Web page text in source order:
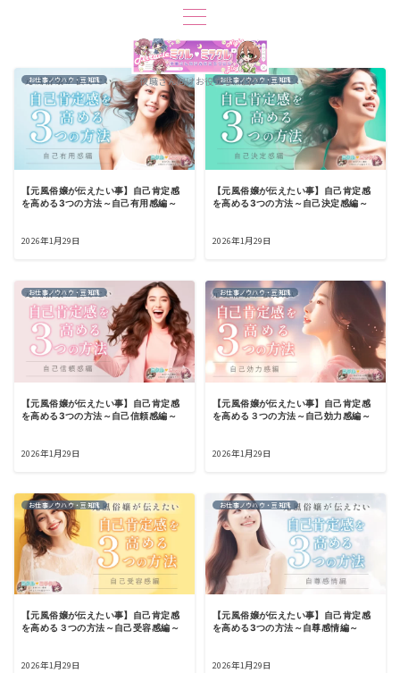
夜職さん向けお役立ちブログ
お仕事ノウハウ・豆知識
【元風俗嬢が伝えたい事】自己肯定感
を高める3つの方法～自己有用感編～
2026年1月29日
お仕事ノウハウ・豆知識
【元風俗嬢が伝えたい事】自己肯定感
を高める3つの方法～自己決定感編～
2026年1月29日
お仕事ノウハウ・豆知識
【元風俗嬢が伝えたい事】自己肯定感
を高める3つの方法～自己信頼感編～
2026年1月29日
お仕事ノウハウ・豆知識
【元風俗嬢が伝えたい事】自己肯定感
を高める３つの方法～自己効力感編～
2026年1月29日
お仕事ノウハウ・豆知識
【元風俗嬢が伝えたい事】自己肯定感
を高める３つの方法～自己受容感編～
2026年1月29日
お仕事ノウハウ・豆知識
【元風俗嬢が伝えたい事】自己肯定感
を高める3つの方法～自尊感情編～
2026年1月29日